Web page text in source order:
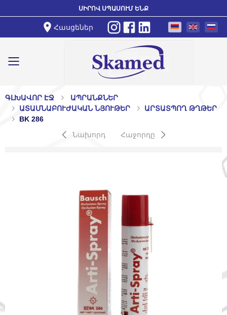
ՍԻՐՈՎ ՍՊԱՍՈՒՄ ԵՆՔ
Հասցեներ
Toggle mobile menu
ԳԼԽԱՎՈՐ ԷՋ
ԱՊՐԱՆՔՆԵՐ
ԱՏԱՄՆԱԲՈՒԺԱԿԱՆ ՆՅՈՒԹԵՐ
ԱՐՏԱՏՊՈՂ ԹՂԹԵՐ
BK 286
Նախորդ
Հաջորդը